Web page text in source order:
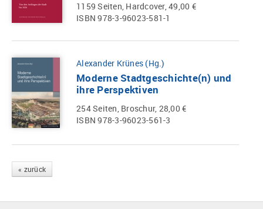
1159 Seiten, Hardcover, 49,00 €
ISBN 978-3-96023-581-1
Alexander Krünes (Hg.)
Moderne Stadtgeschichte(n) und
ihre Perspektiven
254 Seiten, Broschur, 28,00 €
ISBN 978-3-96023-561-3
« zurück